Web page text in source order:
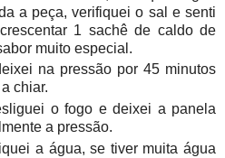
a peça, verifiquei o sal e senti
1 sachê de caldo de
muito especial.
na pressão por 45 minutos
chiar.
o fogo e deixei a panela
a pressão.
a água, se tiver muita água